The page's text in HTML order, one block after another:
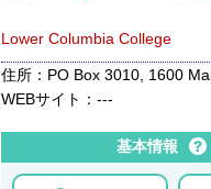
Lower Columbia College
住所：PO Box 3010, 1600
WEBサイト：---
基本情報